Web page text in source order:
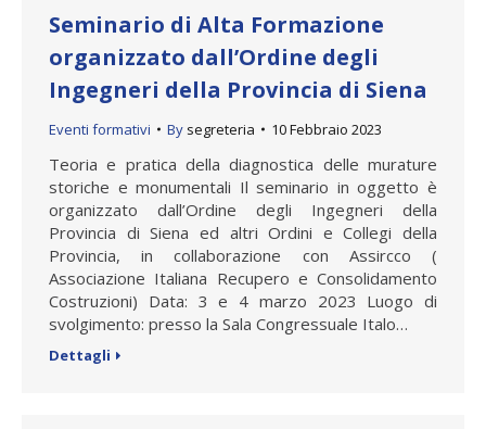
Seminario di Alta Formazione
organizzato dall’Ordine degli
Ingegneri della Provincia di Siena
Eventi formativi By segreteria 10 Febbraio 2023
Teoria e pratica della diagnostica delle murature
storiche e monumentali Il seminario in oggetto è
organizzato dall’Ordine degli Ingegneri della
Provincia di Siena ed altri Ordini e Collegi della
Provincia, in collaborazione con Assircco (
Associazione Italiana Recupero e Consolidamento
Costruzioni) Data: 3 e 4 marzo 2023 Luogo di
svolgimento: presso la Sala Congressuale Italo…
Dettagli